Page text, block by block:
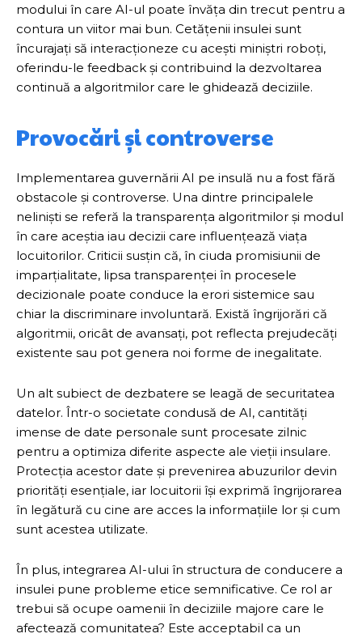
modului în care AI-ul poate învăța din trecut pentru a
contura un viitor mai bun. Cetățenii insulei sunt
încurajați să interacționeze cu acești miniștri roboți,
oferindu-le feedback și contribuind la dezvoltarea
continuă a algoritmilor care le ghidează deciziile.
Provocări și controverse
Implementarea guvernării AI pe insulă nu a fost fără
obstacole și controverse. Una dintre principalele
neliniști se referă la transparența algoritmilor și modul
în care aceștia iau decizii care influențează viața
locuitorilor. Criticii susțin că, în ciuda promisiunii de
imparțialitate, lipsa transparenței în procesele
decizionale poate conduce la erori sistemice sau
chiar la discriminare involuntară. Există îngrijorări că
algoritmii, oricât de avansați, pot reflecta prejudecăți
existente sau pot genera noi forme de inegalitate.
Un alt subiect de dezbatere se leagă de securitatea
datelor. Într-o societate condusă de AI, cantități
imense de date personale sunt procesate zilnic
pentru a optimiza diferite aspecte ale vieții insulare.
Protecția acestor date și prevenirea abuzurilor devin
priorități esențiale, iar locuitorii își exprimă îngrijorarea
în legătură cu cine are acces la informațiile lor și cum
sunt acestea utilizate.
În plus, integrarea AI-ului în structura de conducere a
insulei pune probleme etice semnificative. Ce rol ar
trebui să ocupe oamenii în deciziile majore care le
afectează comunitatea? Este acceptabil ca un